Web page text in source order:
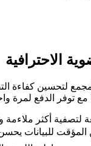
الاحترافية
لتصفية أكثر ملاءمة
للبيانات